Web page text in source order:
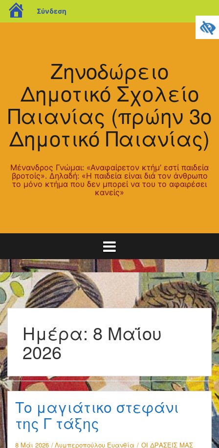
blogs.sch.gr
Σύνδεση
Ζηνοδώρειο
Δημοτικό Σχολείο
Παιανίας (πρώην 3ο
Δημοτικό Παιανίας)
Μένανδρος Γνώμαι: «Αναφαίρετον κτήμ’ εστί παιδεία
βροτοίς». Δηλαδή: «Η παιδεία είναι διά τον άνθρωπο
το μόνο κτήμα που δεν μπορεί να του το αφαιρέσει
κανείς»
Ημέρα: 8 Μαΐου
2026
Το μαγιάτικο στεφάνι
της Γ τάξης
8 Μάι 2026 Λυμπεροπούλου Ευανθία ΟΙ ΔΡΑΣΕΙΣ ΜΑΣ